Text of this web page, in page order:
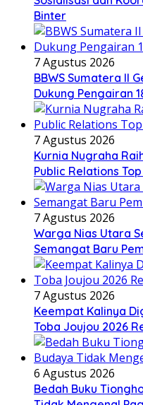
Binter
7 Agustus 2026
BBWS Sumatera II
Dukung Pengairan
7 Agustus 2026
Kurnia Nugraha
Public Relations
7 Agustus 2026
Warga Nias Utara
Semangat Baru
7 Agustus 2026
Keempat Kalinya
Toba Joujou 2026
6 Agustus 2026
Bedah Buku